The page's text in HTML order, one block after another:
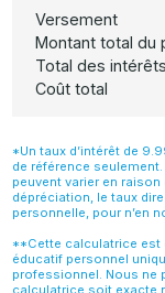
Versement
Montant total du
Total des intérêts
Coût total
*Un taux d’intérêt de
de référence
peuvent varier en
dépréciation, le taux
personnelle, pour n’en
**Cette calculatrice est
éducatif personnel
professionnel. Nous ne
calculatrice soit exacte